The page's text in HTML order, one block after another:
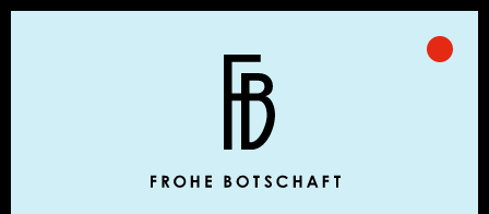
Frohe Botschaft